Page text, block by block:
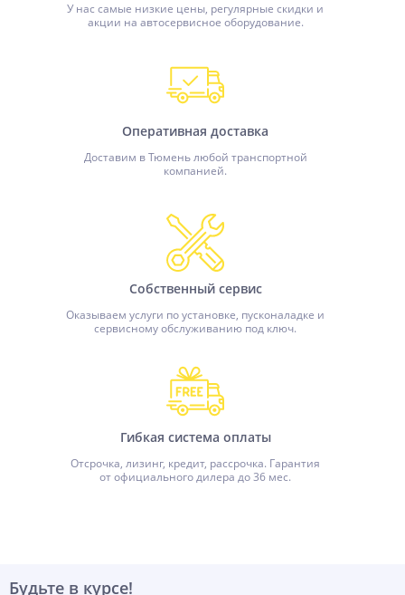
У нас самые низкие цены, регулярные скидки и
акции на автосервисное оборудование.
Оперативная доставка
Доставим в Тюмень любой транспортной
компанией.
Собственный сервис
Оказываем услуги по установке, пусконаладке и
сервисному обслуживанию под ключ.
Гибкая система оплаты
Отсрочка, лизинг, кредит, рассрочка. Гарантия
от официального дилера до 36 мес.
Будьте в курсе!